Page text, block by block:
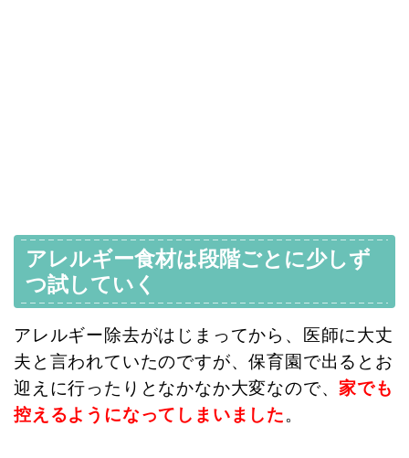
アレルギー食材は段階ごとに少しず
つ試していく
アレルギー除去がはじまってから、医師に大丈
夫と言われていたのですが、保育園で出るとお
迎えに行ったりとなかなか大変なので、家でも
控えるようになってしまいました。